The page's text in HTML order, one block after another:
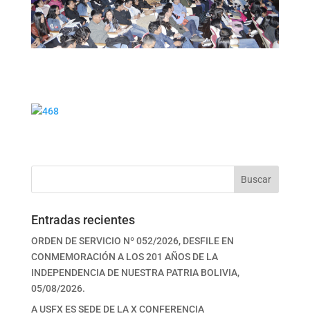
Buscar
Entradas recientes
ORDEN DE SERVICIO Nº 052/2026, DESFILE EN
CONMEMORACIÓN A LOS 201 AÑOS DE LA
INDEPENDENCIA DE NUESTRA PATRIA BOLIVIA,
05/08/2026.
A USFX ES SEDE DE LA X CONFERENCIA